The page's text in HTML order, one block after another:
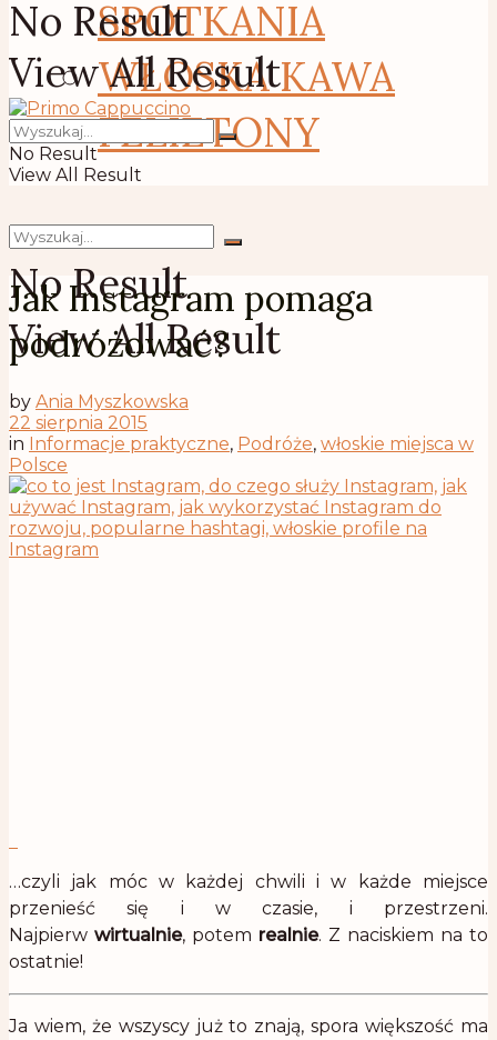
SPOTKANIA
WŁOSKA KAWA
FELIETONY
No Result
View All Result
No Result
View All Result
No Result
View All Result
Jak Instagram pomaga
podróżować?
by Ania Myszkowska
22 sierpnia 2015
in Informacje praktyczne, Podróże, włoskie miejsca w
Polsce
…czyli jak móc w każdej chwili i w każde miejsce
przenieść się i w czasie, i przestrzeni.
Najpierw wirtualnie, potem realnie. Z naciskiem na to
ostatnie!
Ja wiem, że wszyscy już to znają, spora większość ma